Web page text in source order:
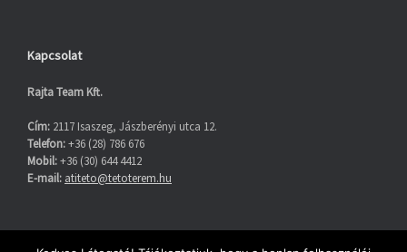
Kapcsolat
Rajta Team Kft.
Cím: 2117 Isaszeg, Jászberényi utca 12.
Telefon:+36 (28) 786 676
Mobil:+36 (30) 644 4412
E-mail: atiteto@tetoterem.hu